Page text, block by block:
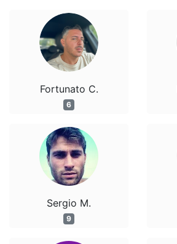
Fortunato C.
6
Sergio M.
9